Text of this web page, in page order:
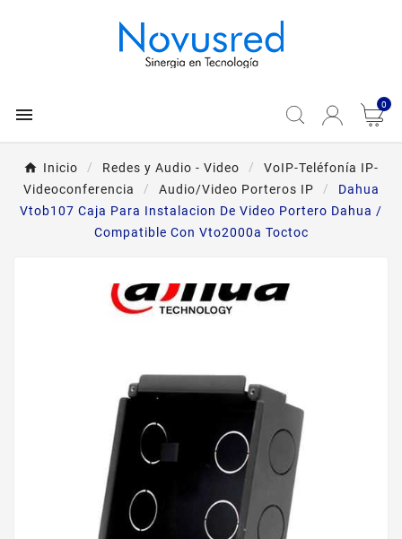
 0
Inicio Redes y Audio - Video
VoIP-Teléfonía IP-
Videoconferencia
Audio/Video Porteros IP
Dahua
Vtob107 Caja Para Instalacion De Video Portero Dahua /
Compatible Con Vto2000a Toctoc